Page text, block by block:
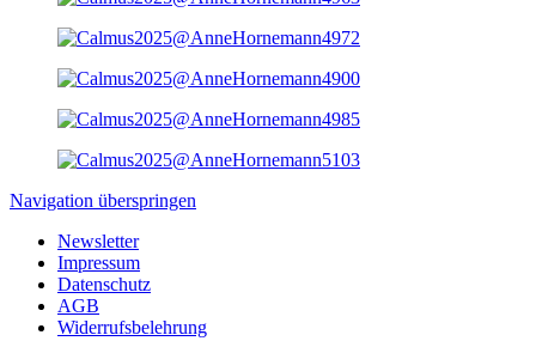
Navigation überspringen
Newsletter
Impressum
Datenschutz
AGB
Widerrufsbelehrung